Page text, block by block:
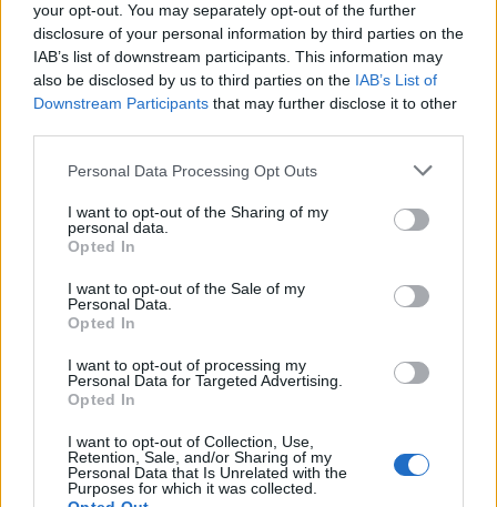
your opt-out. You may separately opt-out of the further
disclosure of your personal information by third parties on the
IAB’s list of downstream participants. This information may
also be disclosed by us to third parties on the IAB’s List of
Downstream Participants that may further disclose it to other
Personal Data Processing Opt Outs
I want to opt-out of the Sharing of my
personal data.
Opted In
I want to opt-out of the Sale of my
Personal Data.
Opted In
I want to opt-out of processing my
Personal Data for Targeted Advertising.
Opted In
I want to opt-out of Collection, Use,
Retention, Sale, and/or Sharing of my
Personal Data that Is Unrelated with the
Purposes for which it was collected.
Seguici su Google Discover
Segui Libero Quotidiano su Google Discover
Scegli Libero Quotidiano come fonte preferita
SPETTACOLI
SCIENZA E TECH
Libero ShoppingContattiPubblicitàCookie policy